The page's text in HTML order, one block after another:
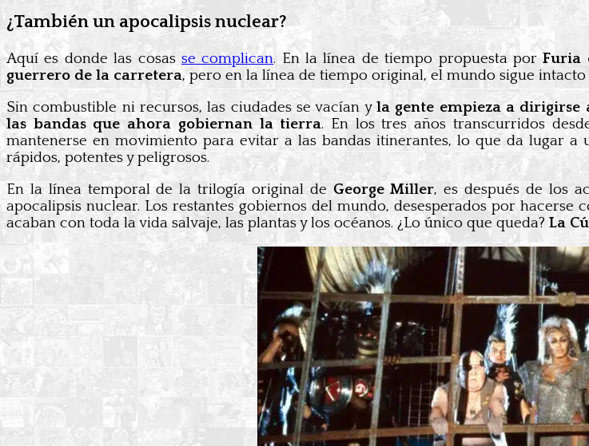
¿También un apocalipsis nuclear?
Aquí es donde las cosas se complican. En la línea de tiempo propuesta porFuria
guerrero de la carretera, pero en la línea de tiempo original, el mundo sigue
Sin combustible ni recursos, las ciudades se vacían y la gente empieza a dirigirse
las bandas que ahora gobiernan la tierra. En los tres años transcurridos
mantenerse en movimiento para evitar a las bandas itinerantes, lo que da lugar
rápidos, potentes y peligrosos.
En la línea temporal de la trilogía original de George Miller, es después de los
apocalipsis nuclear. Los restantes gobiernos del mundo, desesperados por
acaban con toda la vida salvaje, las plantas y los océanos. ¿Lo único que queda? La